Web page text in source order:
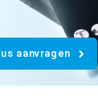
aanvragen